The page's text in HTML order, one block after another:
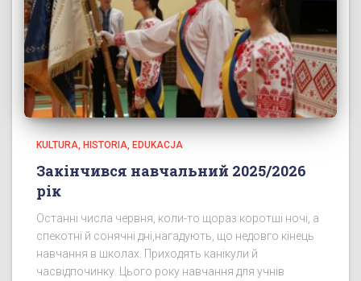
KULTURA, HISTORIA, EDUKACJA
Закінчився навчальний 2025/2026
рік
Останні числа червня, коли-то щораз коротші ночі, а
спекотні й сонячні дні,нагадують, що недовго кінець
навчання в школах. Приходять канікули й
часвідпочинку. Цього року навчання для учнів